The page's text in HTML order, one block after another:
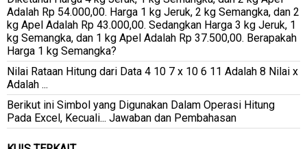
Adalah Rp 54.000,00. Harga 1 kg Jeruk, 2 kg Semangka, dan 2
kg Apel Adalah Rp 43.000,00. Sedangkan Harga 3 kg Jeruk, 1
kg Semangka, dan 1 kg Apel Adalah Rp 37.500,00. Berapakah
Harga 1 kg Semangka?
Nilai Rataan Hitung dari Data 4 10 7 x 10 6 11 Adalah 8 Nilai x
Adalah ...
Berikut ini Simbol yang Digunakan Dalam Operasi Hitung
Pada Excel, Kecuali... Jawaban dan Pembahasan